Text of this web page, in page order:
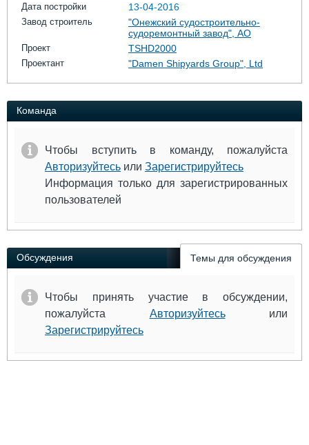
Дата постройки 13-04-2016
Завод строитель
"Онежский судостроительно-
судоремонтный завод", АО
Проект TSHD2000
Проектант "Damen Shipyards Group", Ltd
Команда
Чтобы вступить в команду, пожалуйста
Авторизуйтесь или Зарегистрируйтесь
Информация только для зарегистрированных
пользователей
Обсуждения Темы для обсуждения
Чтобы принять участие в обсуждении,
пожалуйста Авторизуйтесьили
Зарегистрируйтесь